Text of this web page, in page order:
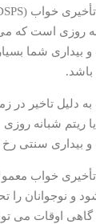
روزی است که
بیداری شما
باشد.
دلیل تاخیر در
ریتم شبانه
بیداری سنتی
خواب
و نوجوانان را
اوقات می